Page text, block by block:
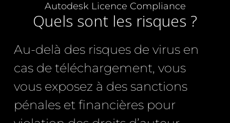
Autodesk Licence Compliance
Quels sont les risques ?
Au-delà des risques de virus en
cas de téléchargement, vous
vous exposez à des sanctions
pénales et financières pour